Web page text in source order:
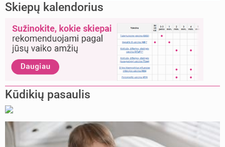
Skiepų kalendorius
Kūdikių pasaulis